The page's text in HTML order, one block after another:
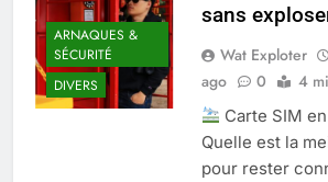
ARNAQUES &
SÉCURITÉ
DIVERS
sans
Wat Exploter
ago
0 4
Carte SIM
Quelle est la
pour rester